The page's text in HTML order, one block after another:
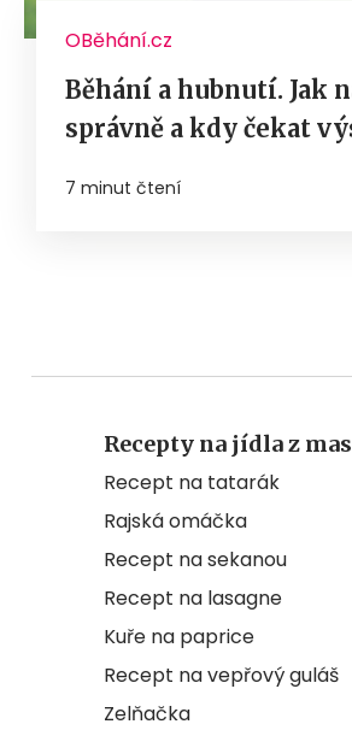
OBěhání.cz
Běhání a hubnutí. Jak
správně a kdy čekat
7 minut čtení
Recepty na jídla z
Recept na tatarák
Rajská omáčka
Recept na sekanou
Recept na lasagne
Kuře na paprice
Recept na vepřový guláš
Zelňačka